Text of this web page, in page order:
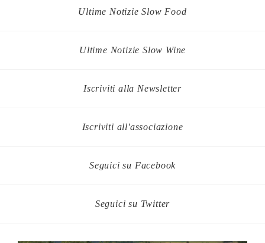
Ultime Notizie Slow Food
Ultime Notizie Slow Wine
Iscriviti alla Newsletter
Iscriviti all'associazione
Seguici su Facebook
Seguici su Twitter